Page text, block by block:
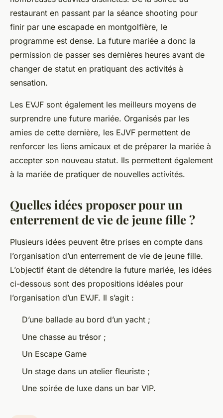
restaurant en passant par la séance shooting pour
finir par une escapade en montgolfière, le
programme est dense. La future mariée a donc la
permission de passer ses dernières heures avant de
changer de statut en pratiquant des activités à
sensation.
Les EVJF sont également les meilleurs moyens de
surprendre une future mariée. Organisés par les
amies de cette dernière, les EJVF permettent de
renforcer les liens amicaux et de préparer la mariée à
accepter son nouveau statut. Ils permettent également
à la mariée de pratiquer de nouvelles activités.
Quelles idées proposer pour un
enterrement de vie de jeune fille ?
Plusieurs idées peuvent être prises en compte dans
l’organisation d’un enterrement de vie de jeune fille.
L’objectif étant de détendre la future mariée, les idées
ci-dessous sont des propositions idéales pour
l’organisation d’un EVJF. Il s’agit :
D’une ballade au bord d’un yacht ;
Une chasse au trésor ;
Un Escape Game
Un stage dans un atelier fleuriste ;
Une soirée de luxe dans un bar VIP.